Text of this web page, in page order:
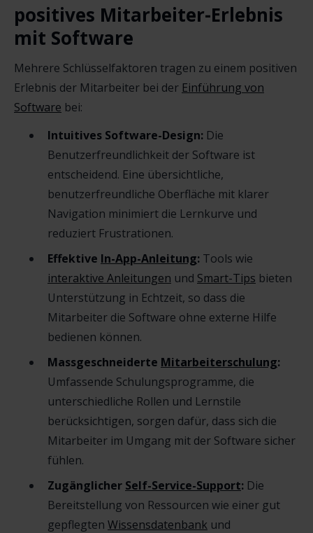
positives Mitarbeiter-Erlebnis
mit Software
Mehrere Schlüsselfaktoren tragen zu einem positiven
Erlebnis der Mitarbeiter bei der Einführung von
Software bei:
Intuitives Software-Design: Die
Benutzerfreundlichkeit der Software ist
entscheidend. Eine übersichtliche,
benutzerfreundliche Oberfläche mit klarer
Navigation minimiert die Lernkurve und
reduziert Frustrationen.
Effektive In-App-Anleitung: Tools wie
interaktive Anleitungen und Smart-Tips bieten
Unterstützung in Echtzeit, so dass die
Mitarbeiter die Software ohne externe Hilfe
bedienen können.
Massgeschneiderte Mitarbeiterschulung:
Umfassende Schulungsprogramme, die
unterschiedliche Rollen und Lernstile
berücksichtigen, sorgen dafür, dass sich die
Mitarbeiter im Umgang mit der Software sicher
fühlen.
Zugänglicher Self-Service-Support: Die
Bereitstellung von Ressourcen wie einer gut
gepflegten Wissensdatenbank und